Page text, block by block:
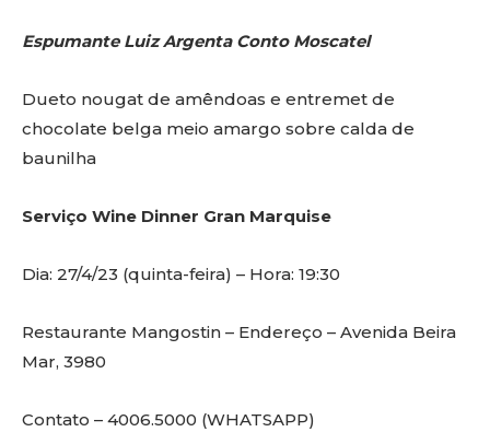
Espumante Luiz Argenta Conto Moscatel
Dueto nougat de amêndoas e entremet de
chocolate belga meio amargo sobre calda de
baunilha
Serviço Wine Dinner Gran Marquise
Dia: 27/4/23 (quinta-feira) – Hora: 19:30
Restaurante Mangostin – Endereço – Avenida Beira
Mar, 3980
Contato – 4006.5000 (WHATSAPP)